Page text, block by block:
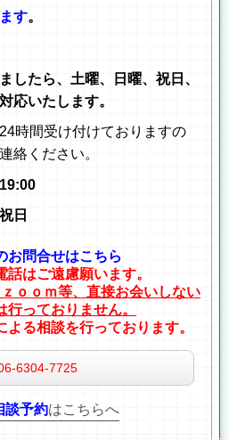
す。
したら、土曜、日曜、祝日、
応いたします。
時間受け付けておりますの
絡ください。
日
お問合せはこちら
はご遠慮願います。
ｏｏｍ等、直接お会いしない
行っておりません。
る相談を行っております。
6304-7725
談予約はこちらへ